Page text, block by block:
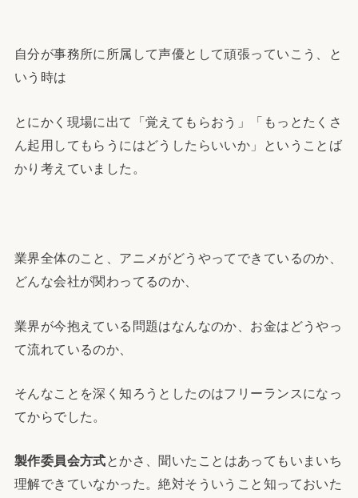
自分が事務所に所属して声優として頑張っていこう、と
いう時は
とにかく現場に出て「覚えてもらおう」「もっとたくさ
ん起用してもらうにはどうしたらいいか」ということば
かり考えていました。
業界全体のこと、アニメがどうやってできているのか、
どんな会社が関わってるのか、
業界が今抱えている問題はなんなのか、お金はどうやっ
て流れているのか、
そんなことを深く知ろうとしたのはフリーランスになっ
てからでした。
製作委員会方式とかさ、聞いたことはあってもいまいち
理解できていなかった。絶対そういうこと知っておいた